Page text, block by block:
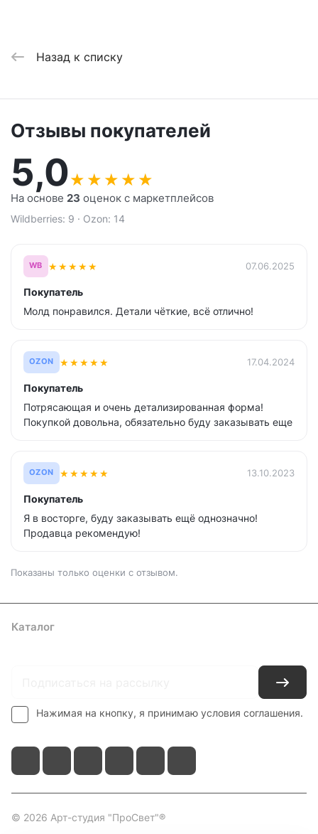
Назад к списку
Отзывы покупателей
5,0★ ★ ★ ★ ★
На основе 23 оценок с маркетплейсов
Wildberries: 9 · Ozon: 14
WB ★★★★★ 07.06.2025
Покупатель
Молд понравился. Детали чёткие, всё отлично!
OZON ★★★★★ 17.04.2024
Покупатель
Потрясающая и очень детализированная форма!
Покупкой довольна, обязательно буду заказывать еще
OZON ★★★★★ 13.10.2023
Покупатель
Я в восторге, буду заказывать ещё однозначно!
Продавца рекомендую!
Показаны только оценки с отзывом.
Каталог
Нажимая на кнопку, я принимаю условия соглашения.
© 2026 Арт-студия "ПроСвет"®